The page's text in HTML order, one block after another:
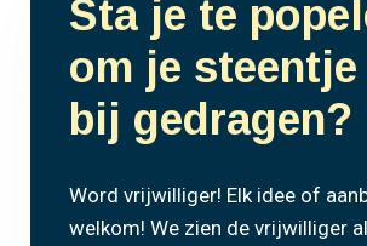
Sta je te
om je steentje
bij gedragen?
Word vrijwilliger! Elk idee of
welkom! We zien de vrijwilliger